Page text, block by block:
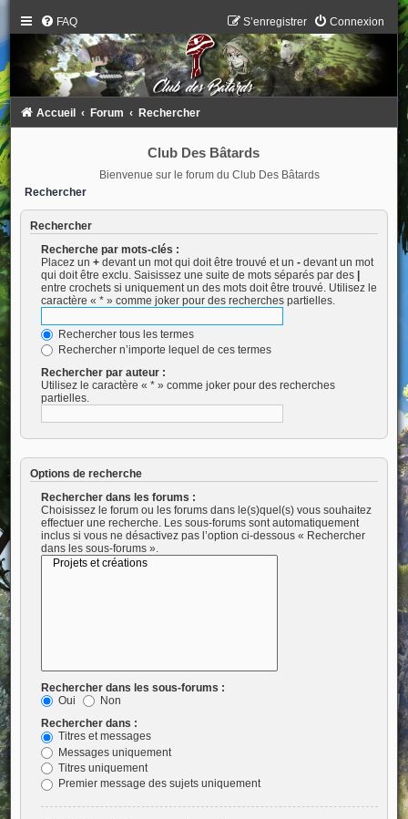
FAQ Connexion
S’enregistrer
Accueil Forum Rechercher
Club Des Bâtards
Bienvenue sur le forum du Club Des Bâtards
Rechercher
Rechercher
Recherche par mots-clés :
Placez un +devant un mot qui doit être trouvé et un -devant un mot
qui doit être exclu. Saisissez une suite de mots séparés par des |
entre crochets si uniquement un des mots doit être trouvé. Utilisez le
caractère « * » comme joker pour des recherches partielles.
Rechercher tous les termes
Rechercher n’importe lequel de ces termes
Rechercher par auteur :
Utilisez le caractère « * » comme joker pour des recherches
partielles.
Options de recherche
Rechercher dans les forums :
Choisissez le forum ou les forums dans le(s)quel(s) vous souhaitez
effectuer une recherche. Les sous-forums sont automatiquement
inclus si vous ne désactivez pas l’option ci-dessous « Rechercher
dans les sous-forums ».
Rechercher dans les sous-forums :
Oui
Non
Rechercher dans :
Titres et messages
Messages uniquement
Titres uniquement
Premier message des sujets uniquement